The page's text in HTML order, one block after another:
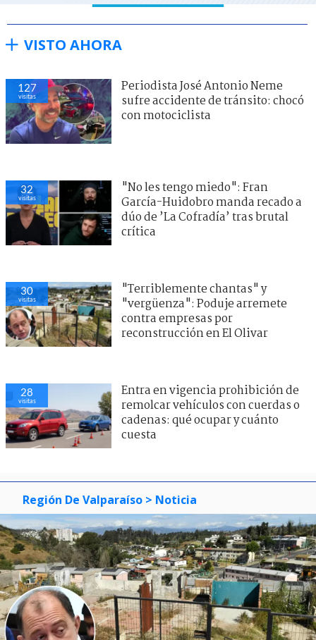
VISTO AHORA
127
visitas
Periodista José Antonio Neme
sufre accidente de tránsito: chocó
con motociclista
32
visitas
"No les tengo miedo": Fran
García-Huidobro manda recado a
dúo de ’La Cofradía’ tras brutal
crítica
30
visitas
"Terriblemente chantas" y
"vergüenza": Poduje arremete
contra empresas por
reconstrucción en El Olivar
28
visitas
Entra en vigencia prohibición de
remolcar vehículos con cuerdas o
cadenas: qué ocupar y cuánto
cuesta
Región De Valparaíso > Noticia